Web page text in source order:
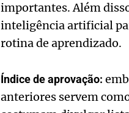
importantes. Além
inteligência artificial
rotina de aprendizado.
Índice de aprovação:
anteriores servem